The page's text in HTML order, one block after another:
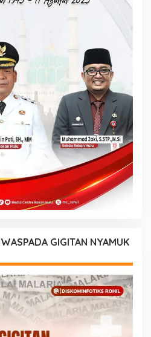
GIGITAN NYAMUK